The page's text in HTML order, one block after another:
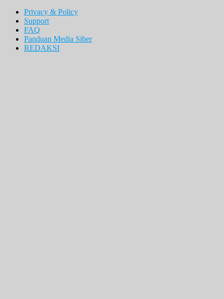
Privacy & Policy
Support
FAQ
Panduan Media Siber
REDAKSI